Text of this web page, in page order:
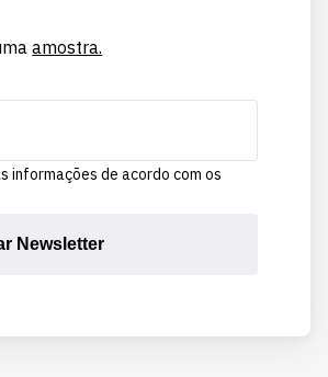
amostra.
informações de acordo com os
Newsletter